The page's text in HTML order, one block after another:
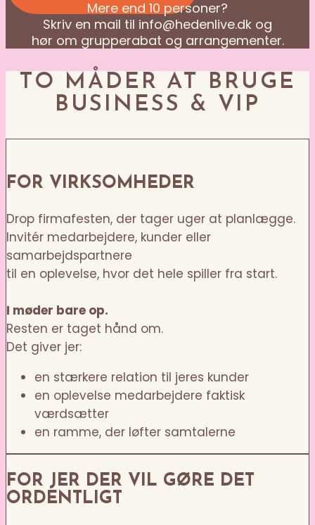
Mere end 10 personer?
Skriv en mail til info@hedenlive.dk og
hør om grupperabat og arrangementer.
TO MÅDER AT BRUGE
BUSINESS & VIP
FOR VIRKSOMHEDER
Drop firmafesten, der tager uger at planlægge.
Invitér medarbejdere, kunder eller
samarbejdspartnere
til en oplevelse, hvor det hele spiller fra start.
I møder bare op.
Resten er taget hånd om.
Det giver jer:
en stærkere relation til jeres kunder
en oplevelse medarbejdere faktisk
værdsætter
en ramme, der løfter samtalerne
FOR JER DER VIL GØRE DET
ORDENTLIGT